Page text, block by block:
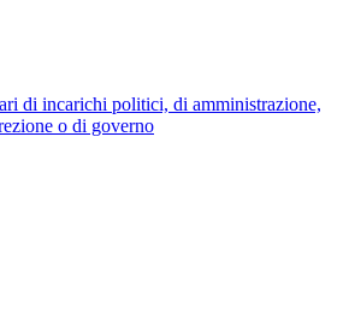
di incarichi politici, di amministrazione,
o di governo